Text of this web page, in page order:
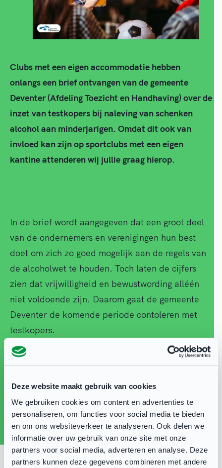
Deze website maakt gebruik van cookies
We gebruiken cookies om content en advertenties te
personaliseren, om functies voor social media te bieden
en om ons websiteverkeer te analyseren. Ook delen we
informatie over uw gebruik van onze site met onze
partners voor social media, adverteren en analyse. Deze
partners kunnen deze gegevens combineren met andere
Clubs met een eigen accommodatie hebben
onlangs een brief ontvangen van de gemeente
Deventer (Afdeling Toezicht en Handhaving) over de
inzet van testkopers bij naleving van schenken
alcohol aan minderjarigen. Omdat dit ook van
invloed kan zijn op sportclubs met een eigen
kantine attenderen wij jullie graag hierop.
In de brief wordt aangegeven dat een groot deel
van de ondernemers en verenigingen hun best
doet om zich zo goed mogelijk aan de regels van
de alcoholwet te houden. Toch laten de cijfers
zien dat vrijwilligheid en bewustwording alléén
niet voldoende zijn. Daarom gaat de gemeente
Deventer de komende periode contoleren met
testkopers.
Om de naleving van de Alcoholwet te verbeteren,
horecagelegenheden, supermarkten en andere
alcoholverstrekkers (ook sportkantines). Deze
testkopers – jongeren onder de 18 jaar – worden
bij de controle ingezet, onder begeleiding van
toezichthouders. Gecontroleerd wordt of er om